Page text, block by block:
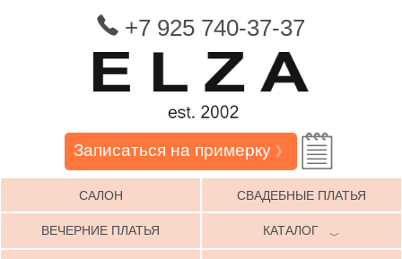
+7 925 740-37-37
Записаться на примерку 》
САЛОН СВАДЕБНЫЕ ПЛАТЬЯ
ВЕЧЕРНИЕ ПЛАТЬЯ КАТАЛОГ ﹀